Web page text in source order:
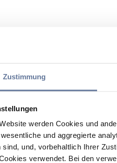
Zustimmung
werden Cookies und
und aggregierte
sind, und, vorbehaltlich Ihrer
verwendet. Bei den